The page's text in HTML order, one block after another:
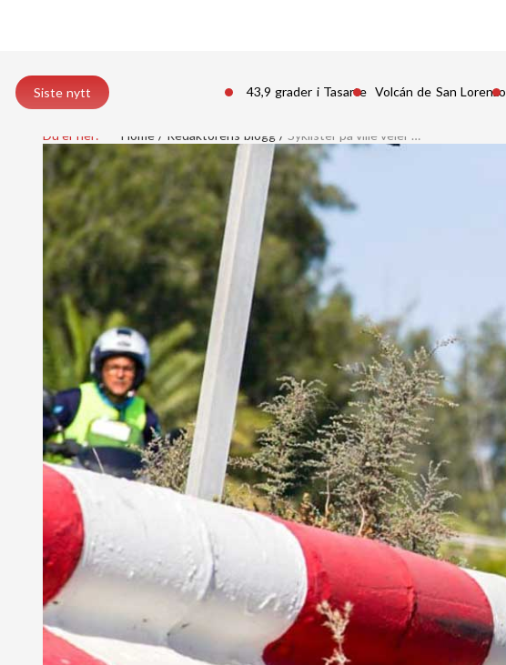
Siste nytt 43,9 grader i Tasarte Volcán de San Lorenzo
Du er her: Home Redaktorens blogg Syklister på ville veier …